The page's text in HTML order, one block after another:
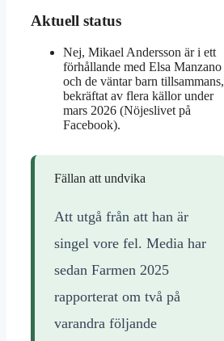
Aktuell status
Nej, Mikael Andersson är i ett
förhållande med Elsa Manzano
och de väntar barn tillsammans,
bekräftat av flera källor under
mars 2026 (Nöjeslivet på
Facebook).
Fällan att undvika
Att utgå från att han är
singel vore fel. Media har
sedan Farmen 2025
rapporterat om två på
varandra följande